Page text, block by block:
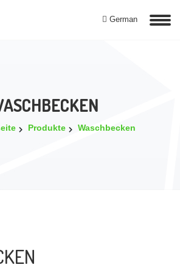
German
Produkte Waschbecken